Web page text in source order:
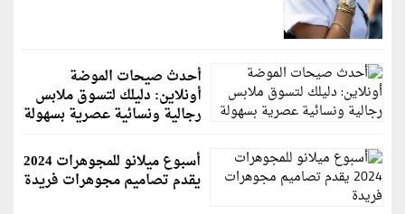
أحدث صيحات الموضة
أونلاين: دليلك لتسوق ملابس
رجالية ونسائية عصرية بسهولة
أسبوع ميلانو للمجوهرات 2024
يقدم تصاميم مجوهرات فريدة